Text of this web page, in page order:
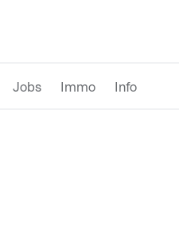
Jobs Immo Info